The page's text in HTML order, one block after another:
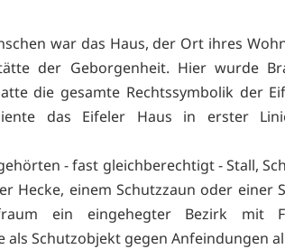
war das Haus, der Ort ihres
der Geborgenheit. Hier wurde
die gesamte Rechtssymbolik der
das Eifeler Haus in erster
- fast gleichberechtigt - Stall,
Hecke, einem Schutzzaun oder einer
ein eingehegter Bezirk mit
als Schutzobjekt gegen Anfeindungen